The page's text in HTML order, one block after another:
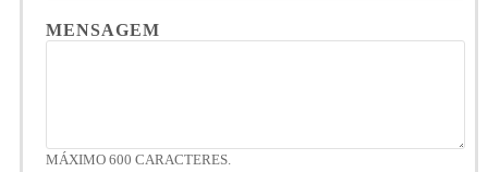
MENSAGEM
MÁXIMO 600 CARACTERES.